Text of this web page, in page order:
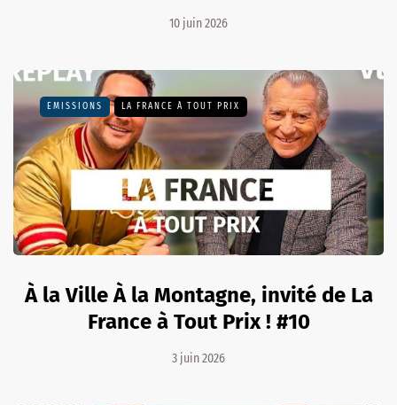
10 juin 2026
EMISSIONS LA FRANCE À TOUT PRIX
À la Ville À la Montagne, invité de La
France à Tout Prix ! #10
3 juin 2026